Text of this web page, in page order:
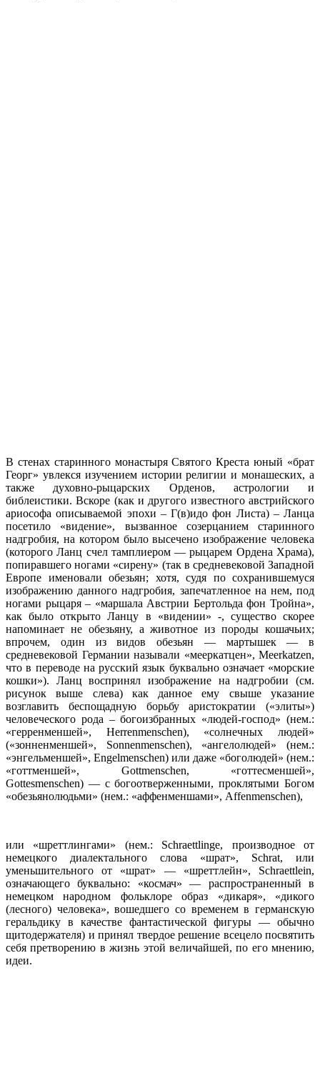
В стенах старинного монастыря Святого Креста юный «брат
Георг» увлекся изучением истории религии и монашеских, а
также духовно-рыцарских Орденов, астрологии и
библеистики. Вскоре (как и другого известного австрийского
ариософа описываемой эпохи – Г(в)идо фон Листа) – Ланца
посетило «видение», вызванное созерцанием старинного
надгробия, на котором было высечено изображение человека
(которого Ланц счел тамплиером — рыцарем Ордена Храма),
попиравшего ногами «сирену» (так в средневековой Западной
Европе именовали обезьян; хотя, судя по сохранившемуся
изображению данного надгробия, запечатленное на нем, под
ногами рыцаря – «маршала Австрии Бертольда фон Тройна»,
как было открыто Ланцу в «видении» -, существо скорее
напоминает не обезьяну, а животное из породы кошачьих;
впрочем, один из видов обезьян — мартышек — в
средневековой Германии называли «мееркатцен», Meerkatzen,
что в переводе на русский язык буквально означает «морские
кошки»). Ланц воспринял изображение на надгробии (см.
рисунок выше слева) как данное ему свыше указание
возглавить беспощадную борьбу аристократии («элиты»)
человеческого рода – богоизбранных «людей-господ» (нем.:
«герренменшей», Herrenmenschen), «солнечных людей»
(«зонненменшей», Sonnenmenschen), «ангелолюдей» (нем.:
«энгельменшей», Engelmenschen) или даже «боголюдей» (нем.:
«готтменшей», Gottmenschen, «готтесменшей»,
Gottesmenschen) — с богоотверженными, проклятыми Богом
«обезьянолюдьми» (нем.: «аффенменшами», Affenmenschen),
или «шреттлингами» (нем.: Schraettlinge, производное от
немецкого диалектального слова «шрат», Schrat, или
уменьшительного от «шрат» — «шреттлейн», Schraettlein,
означающего буквально: «космач» — распространенный в
немецком народном фольклоре образ «дикаря», «дикого
(лесного) человека», вошедшего со временем в германскую
геральдику в качестве фантастической фигуры — обычно
щитодержателя) и принял твердое решение всецело посвятить
себя претворению в жизнь этой величайшей, по его мнению,
идеи.